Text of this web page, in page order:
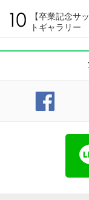
【卒業記念サ
トギャラリー